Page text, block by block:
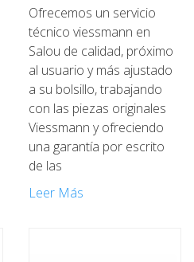
Ofrecemos un servicio
técnico viessmann en
Salou de calidad, próximo
al usuario y más ajustado
a su bolsillo, trabajando
con las piezas originales
Viessmann y ofreciendo
una garantía por escrito
de las
Leer Más